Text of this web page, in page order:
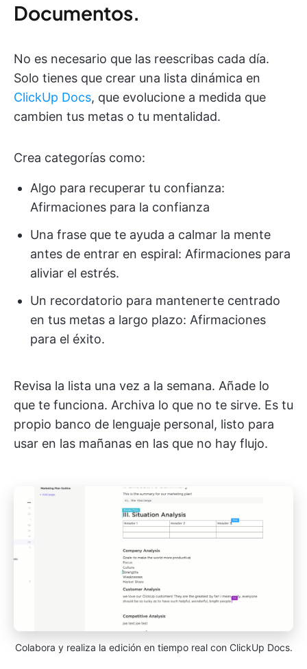
Documentos.
No es necesario que las reescribas cada día.
Solo tienes que crear una lista dinámica en
ClickUp Docs, que evolucione a medida que
cambien tus metas o tu mentalidad.
Crea categorías como:
Algo para recuperar tu confianza:
Afirmaciones para la confianza
Una frase que te ayuda a calmar la mente
antes de entrar en espiral: Afirmaciones para
aliviar el estrés.
Un recordatorio para mantenerte centrado
en tus metas a largo plazo: Afirmaciones
para el éxito.
Revisa la lista una vez a la semana. Añade lo
que te funciona. Archiva lo que no te sirve. Es tu
propio banco de lenguaje personal, listo para
usar en las mañanas en las que no hay flujo.
Colabora y realiza la edición en tiempo real con ClickUp Docs.